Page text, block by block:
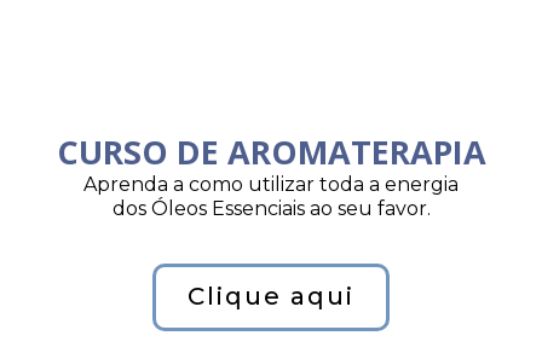
CURSO DE AROMATERAPIA
Aprenda a como utilizar toda a energia
dos Óleos Essenciais ao seu favor.
Clique aqui